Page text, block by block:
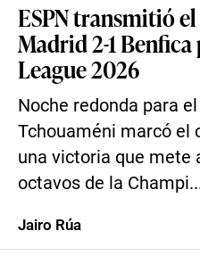
ESPN transmitió
Madrid 2-1
League 2026
Noche redonda para
Tchouaméni marcó el
una victoria que mete
octavos de la
Jairo Rúa